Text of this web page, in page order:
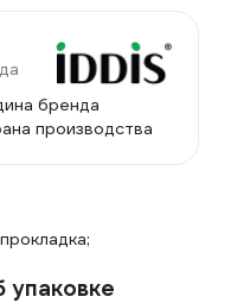
бренда
производства